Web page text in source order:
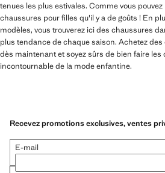
tenues les plus estivales. Comme vous
chaussures pour filles qu'il y a de goûts ! En
modèles, vous trouverez ici des chaussures
plus tendance de chaque saison. Achetez
dès maintenant et soyez sûrs de bien faire les
incontournable de la mode enfantine.
Recevez promotions exclusives, ventes
E-mail